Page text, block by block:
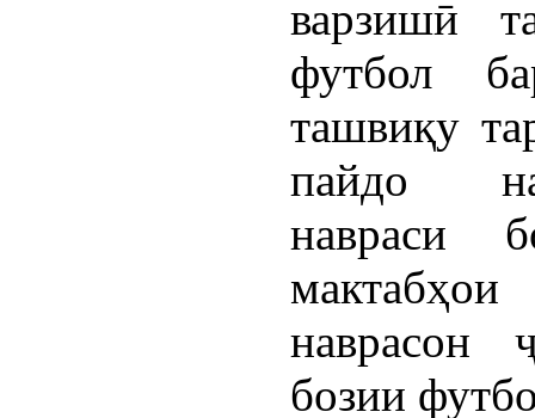
варзишӣ
футбол
ташвиқу
пайдо
навраси
наврасон
бозии